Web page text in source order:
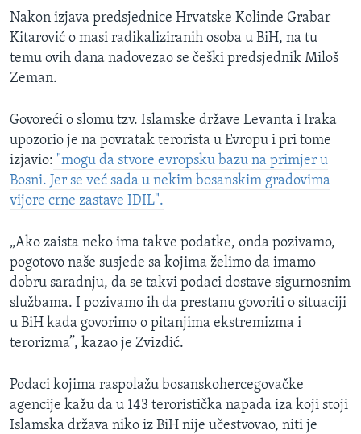
Nakon izjava predsjednice Hrvatske Kolinde Grabar
Kitarović o masi radikaliziranih osoba u BiH, na tu
temu ovih dana nadovezao se češki predsjednik Miloš
Zeman.
Govoreći o slomu tzv. Islamske države Levanta i Iraka
upozorio je na povratak terorista u Evropu i pri tome
izjavio: "mogu da stvore evropsku bazu na primjer u
Bosni. Jer se već sada u nekim bosanskim gradovima
vijore crne zastave IDIL".
„Ako zaista neko ima takve podatke, onda pozivamo,
pogotovo naše susjede sa kojima želimo da imamo
dobru saradnju, da se takvi podaci dostave sigurnosnim
službama. I pozivamo ih da prestanu govoriti o situaciji
u BiH kada govorimo o pitanjima ekstremizma i
terorizma”, kazao je Zvizdić.
Podaci kojima raspolažu bosanskohercegovačke
agencije kažu da u 143 teroristička napada iza koji stoji
Islamska država niko iz BiH nije učestvovao, niti je